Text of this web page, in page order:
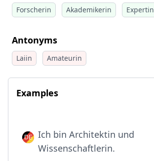
Forscherin Akademikerin Expertin
Antonyms
Laiin Amateurin
Examples
Ich bin Architektin und
Wissenschaftlerin.